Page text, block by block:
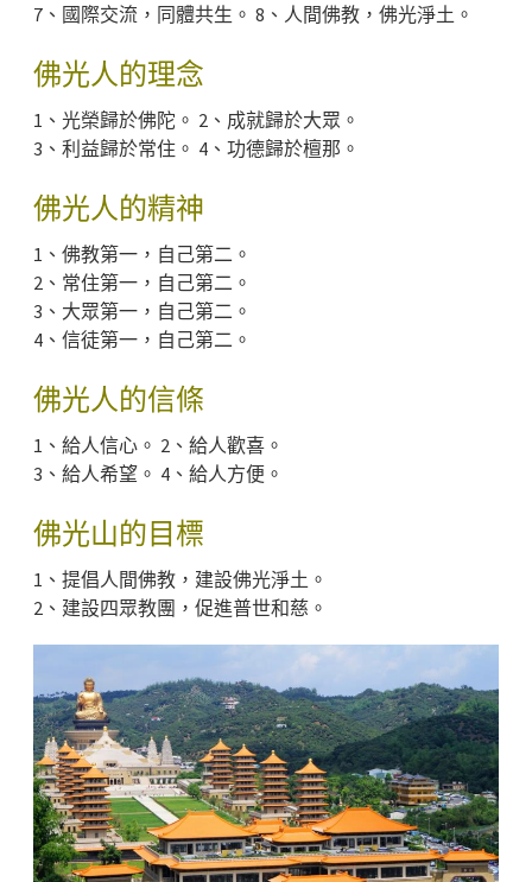
7、國際交流，同體共生。 8、人間佛教，佛光淨土。
佛光人的理念
1、光榮歸於佛陀。 2、成就歸於大眾。
3、利益歸於常住。 4、功德歸於檀那。
佛光人的精神
1、佛教第一，自己第二。
2、常住第一，自己第二。
3、大眾第一，自己第二。
4、信徒第一，自己第二。
佛光人的信條
1、給人信心。 2、給人歡喜。
3、給人希望。 4、給人方便。
佛光山的目標
1、提倡人間佛教，建設佛光淨土。
2、建設四眾教團，促進普世和慈。